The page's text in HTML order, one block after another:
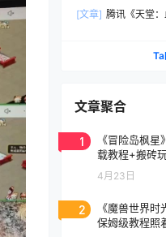
[文章] 腾讯《天堂：
文章聚合
1
《冒险岛枫
载教程+搬砖
4月23日
2
《魔兽世界时
保姆级教程照